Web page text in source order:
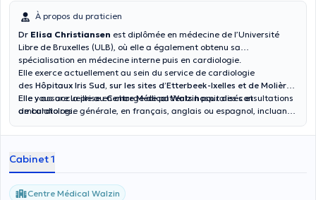
À propos du praticien
Dr Elisa Christiansen est diplômée en médecine de l’Université
Libre de Bruxelles (ULB), où elle a également obtenu sa
spécialisation en médecine interne puis en cardiologie.
Elle exerce actuellement au sein du service de cardiologie
des Hôpitaux Iris Sud, sur les sites d’Etterbeek-Ixelles et de Molière.
Elle y assure la prise en charge de patients hospitalisés et
ambulatoires.
Elle vous accueille auCentre Médical Walzinpour des consultations
de cardiologie générale, en français, anglais ou espagnol, incluant
l’insuffisance cardiaque, la maladie coronarienne, les troubles du
bilans chez le sportif, la prévention cardiovasculaire.
Cabinet 1
Centre Médical Walzin